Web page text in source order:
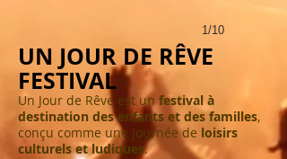
1/10
UN JOUR DE RÊVE
FESTIVAL
Un Jour de Rêve est unfestival à
destination des enfants et des familles,
conçu comme une journée de loisirs
culturels et ludiques.